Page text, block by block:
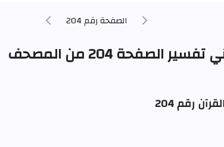
الصفحة رقم 204
الصفحة 204 من المصحف
رقم 204